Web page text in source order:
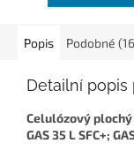
Popis Podobné
Detailní popis
Celulózový plochý
GAS 35 L SFC+;